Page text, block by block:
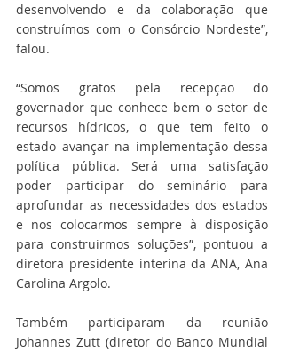
desenvolvendo e da colaboração que
construímos com o Consórcio Nordeste”,
falou.
“Somos gratos pela recepção do
governador que conhece bem o setor de
recursos hídricos, o que tem feito o
estado avançar na implementação dessa
política pública. Será uma satisfação
poder participar do seminário para
aprofundar as necessidades dos estados
e nos colocarmos sempre à disposição
para construirmos soluções”, pontuou a
diretora presidente interina da ANA, Ana
Carolina Argolo.
Também participaram da reunião
Johannes Zutt (diretor do Banco Mundial